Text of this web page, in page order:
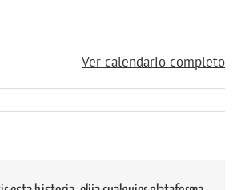
Ver calendario completo